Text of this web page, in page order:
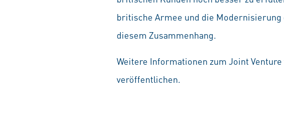
britische Armee und die
diesem Zusammenhang.
Weitere Informationen zum Joint
veröffentlichen.